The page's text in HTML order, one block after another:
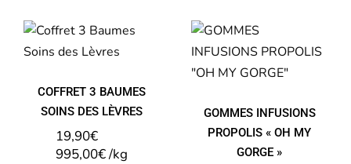
BAUMES
SOINS DES
COFFRET 3 BAUMES
SOINS DES LÈVRES
19,90€
995,00€/kg
INFUSIONS
PROPOLIS
« OH MY
GORGE »
GOMMES INFUSIONS
PROPOLIS « OH MY
GORGE »